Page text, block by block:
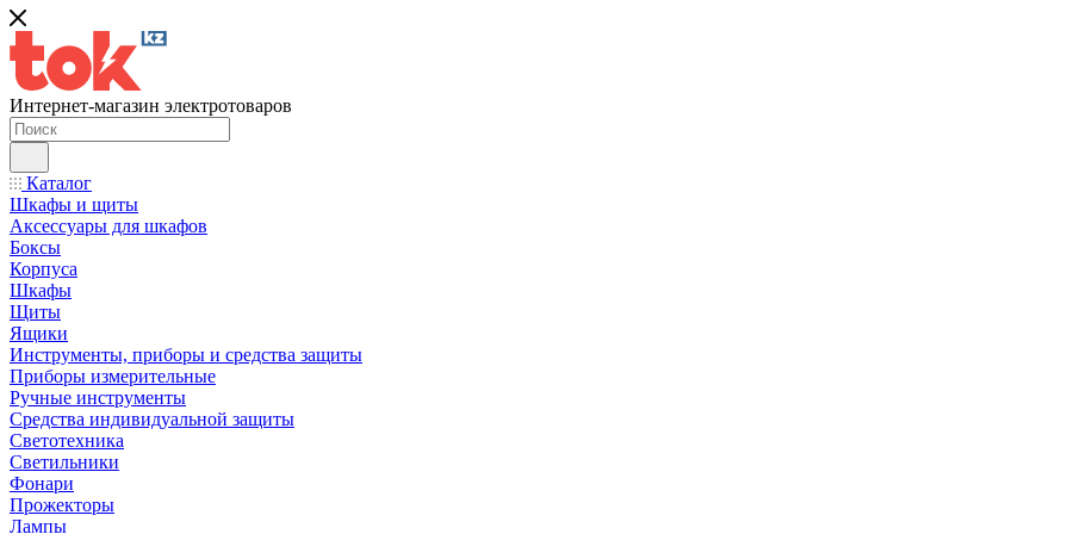
Интернет-магазин электротоваров
Каталог
Шкафы и щиты
Аксессуары для шкафов
Боксы
Корпуса
Шкафы
Щиты
Ящики
Инструменты, приборы и средства защиты
Приборы измерительные
Ручные инструменты
Средства индивидуальной защиты
Светотехника
Светильники
Фонари
Прожекторы
Лампы